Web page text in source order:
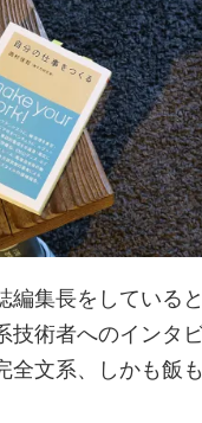
編集長をしている
技術者へのインタ
全文系、しかも飯